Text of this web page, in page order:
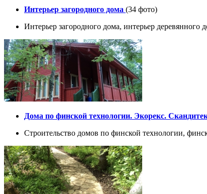
Интерьер загородного дома (34 фото)
Интерьер загородного дома, интерьер
Дома по финской технологии. Экорекс.
Строительство домов по финской технологии,